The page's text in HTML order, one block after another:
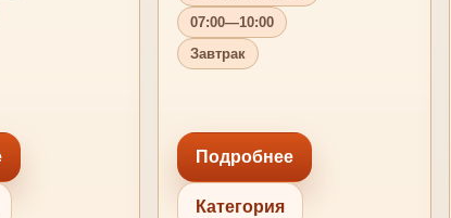
07:00—10:00
Завтрак
Подробнее
Категория